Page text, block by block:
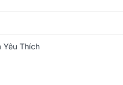
Yêu Thích